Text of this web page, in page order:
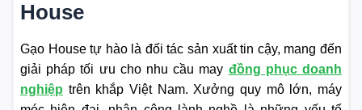
House
Gạo House tự hào là đối tác sản xuất tin cậy, mang đến
giải pháp tối ưu cho nhu cầu may đồng phục doanh
nghiệp trên khắp Việt Nam. Xưởng quy mô lớn, máy